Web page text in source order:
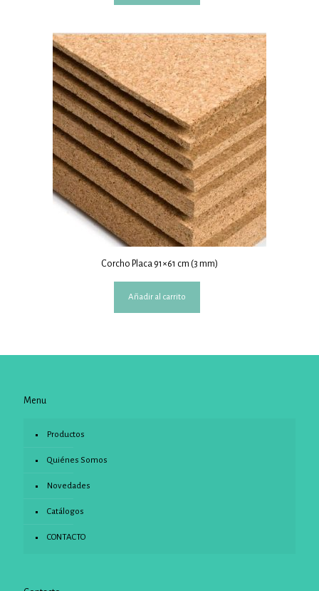
Corcho Placa 91×61 cm (3 mm)
Añadir al carrito
Menu
Productos
Quiénes Somos
Novedades
Catálogos
CONTACTO